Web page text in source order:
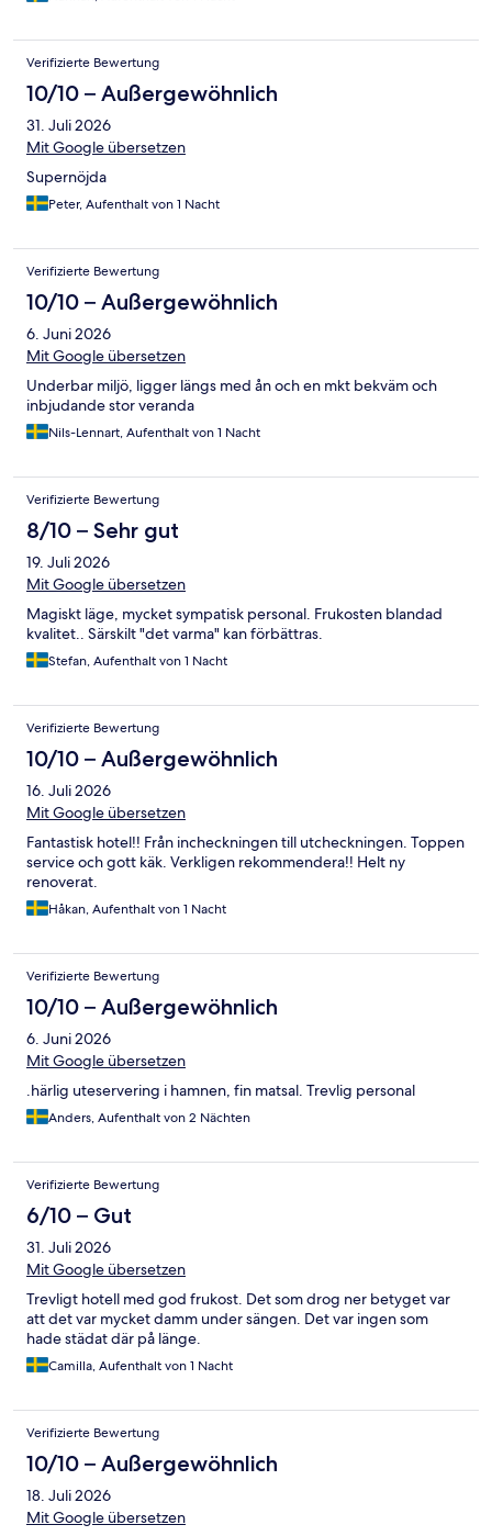
Verifizierte Bewertung
10/10 – Außergewöhnlich
31. Juli 2026
Mit Google übersetzen
Supernöjda
Peter, Aufenthalt von 1 Nacht
Verifizierte Bewertung
10/10 – Außergewöhnlich
6. Juni 2026
Mit Google übersetzen
Underbar miljö, ligger längs med ån och en mkt bekväm och
inbjudande stor veranda
Nils-Lennart, Aufenthalt von 1 Nacht
Verifizierte Bewertung
8/10 – Sehr gut
19. Juli 2026
Mit Google übersetzen
Magiskt läge, mycket sympatisk personal. Frukosten blandad
kvalitet.. Särskilt "det varma" kan förbättras.
Stefan, Aufenthalt von 1 Nacht
Verifizierte Bewertung
10/10 – Außergewöhnlich
16. Juli 2026
Mit Google übersetzen
Fantastisk hotel!! Från incheckningen till utcheckningen. Toppen
service och gott käk. Verkligen rekommendera!! Helt ny
renoverat.
Håkan, Aufenthalt von 1 Nacht
Verifizierte Bewertung
10/10 – Außergewöhnlich
6. Juni 2026
Mit Google übersetzen
.härlig uteservering i hamnen, fin matsal. Trevlig personal
Anders, Aufenthalt von 2 Nächten
Verifizierte Bewertung
6/10 – Gut
31. Juli 2026
Mit Google übersetzen
Trevligt hotell med god frukost. Det som drog ner betyget var
att det var mycket damm under sängen. Det var ingen som
hade städat där på länge.
Camilla, Aufenthalt von 1 Nacht
Verifizierte Bewertung
10/10 – Außergewöhnlich
18. Juli 2026
Mit Google übersetzen